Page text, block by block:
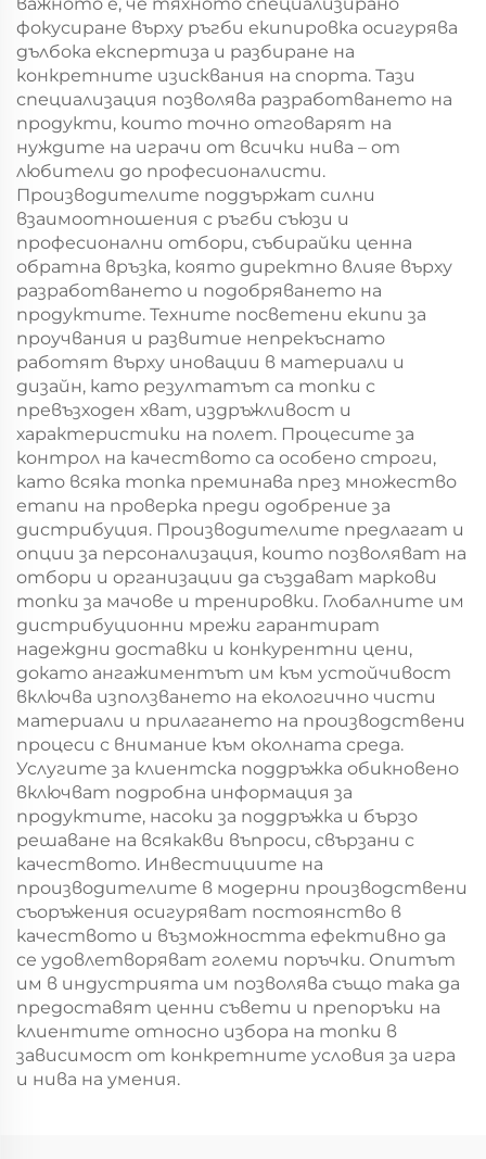
фокусиране върху ръгби екипировка осигурява
дълбока експертиза и разбиране на
конкретните изисквания на спортa. Тази
специализация позволява разработването на
продукти, които точно отговарят на
нуждите на играчи от всички нива – от
любители до професионалисти.
Производителите поддържат силни
взаимоотношения с ръгби съюзи и
професионални отбори, събирайки ценна
обратна връзка, която директно влияе върху
разработването и подобряването на
продуктите. Техните посветени екипи за
проучвания и развитие непрекъснато
работят върху иновации в материали и
дизайн, като резултатът са топки с
превъзходен хват, издръжливост и
характеристики на полет. Процесите за
контрол на качеството са особено строги,
като всяка топка преминава през множество
етапи на проверка преди одобрение за
дистрибуция. Производителите предлагат и
опции за персонализация, които позволяват на
отбори и организации да създават маркови
топки за мачове и тренировки. Глобалните им
дистрибуционни мрежи гарантират
надеждни доставки и конкурентни цени,
докато ангажиментът им към устойчивост
включва използването на екологично чисти
материали и прилагането на производствени
процеси с внимание към околната среда.
Услугите за клиентска поддръжка обикновено
включват подробна информация за
продуктите, насоки за поддръжка и бързо
решаване на всякакви въпроси, свързани с
качеството. Инвестициите на
производителите в модерни производствени
съоръжения осигуряват постоянство в
качеството и възможността ефективно да
се удовлетворяват големи поръчки. Опитът
им в индустрията им позволява също така да
предоставят ценни съвети и препоръки на
клиентите относно избора на топки в
зависимост от конкретните условия за игра
и нива на умения.